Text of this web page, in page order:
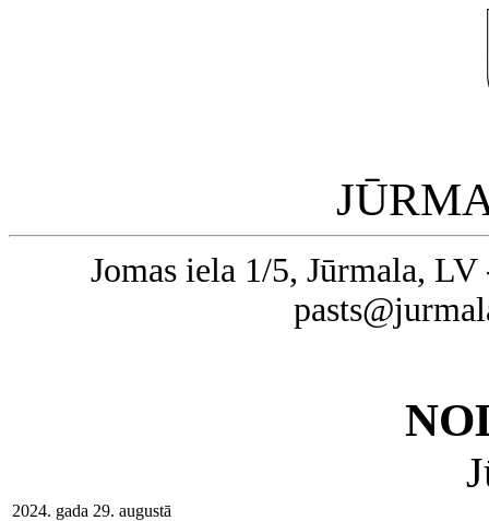
Jomas iela 1/5, Jūrmala,
2024. gada 29. augustā